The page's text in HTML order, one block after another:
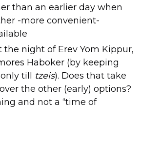
than an earlier day when
-more convenient-
the night of Erev Yom Kippur,
Haboker (by keeping
till tzeis). Does that take
the other (early) options?
and not a “time of